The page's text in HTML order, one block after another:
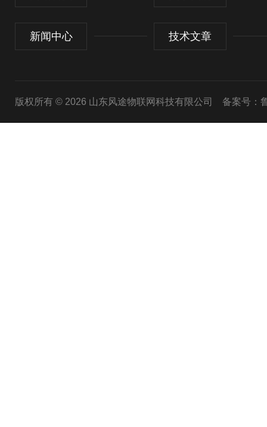
新闻中心 技术文章
版权所有 © 2026 山东风途物联网科技有限公司 备案号：